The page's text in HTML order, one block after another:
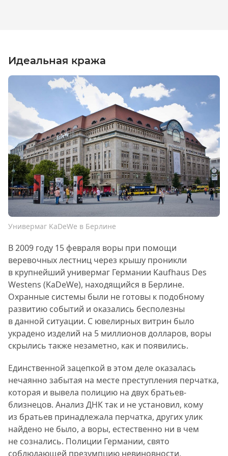
Идеальная кража
Универмаг KaDeWe в Берлине
В 2009 году 15 февраля воры при помощи
веревочных лестниц через крышу проникли
в крупнейший универмаг Германии Kaufhaus Des
Westens (KaDeWe), находящийся в Берлине.
Охранные системы были не готовы к подобному
развитию событий и оказались бесполезны
в данной ситуации. С ювелирных витрин было
украдено изделий на 5 миллионов долларов, воры
скрылись также незаметно, как и появились.
Единственной зацепкой в этом деле оказалась
нечаянно забытая на месте преступления перчатка,
которая и вывела полицию на двух братьев-
близнецов. Анализ ДНК так и не установил, кому
из братьев принадлежала перчатка, других улик
найдено не было, а воры, естественно ни в чем
не сознались. Полиции Германии, свято
соблюдающей презумпцию невиновности,